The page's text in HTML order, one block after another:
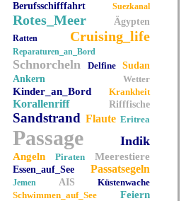
Berufsschifffahrt Suezkanal
Rotes_Meer Ägypten
Ratten Cruising_life
Reparaturen_an_Bord
Schnorcheln Delfine
Sudan
Ankern
Wetter
Kinder_an_Bord Krankheit
Korallenriff Rifffische
Sandstrand Flaute Eritrea
Passage Indik
Angeln Piraten Meerestiere
Essen_auf_See Passatsegeln
Jemen AIS
Küstenwache
Schwimmen_auf_See
Feiern